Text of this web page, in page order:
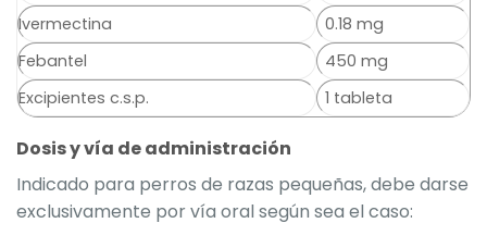
Ivermectina
0.18 mg
Febantel
450 mg
Excipientes c.s.p.
1 tableta
Dosis y vía de administración
Indicado para perros de razas pequeñas, debe darse
exclusivamente por vía oral según sea el caso: